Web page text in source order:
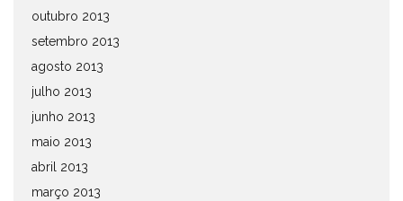
outubro 2013
setembro 2013
agosto 2013
julho 2013
junho 2013
maio 2013
abril 2013
março 2013